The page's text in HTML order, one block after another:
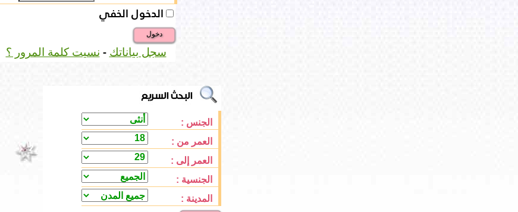
الدخول الخفي
دخول
سجل بياناتك-نسيت كلمة المرور ؟
الجنس :
العمر من :
العمر إلى :
الجنسية :
المدينة :